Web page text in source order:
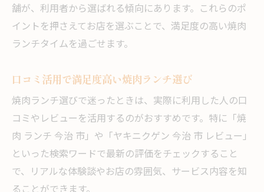
舗が、利用者から選ばれる傾向にあります。これらのポ
イントを押さえてお店を選ぶことで、満足度の高い焼肉
ランチタイムを過ごせます。
口コミ活用で満足度高い焼肉ランチ選び
焼肉ランチ選びで迷ったときは、実際に利用した人の口
コミやレビューを活用するのがおすすめです。特に「焼
肉 ランチ 今治 市」や「ヤキニクゲン 今治 市 レビュー」
といった検索ワードで最新の評価をチェックすること
で、リアルな体験談やお店の雰囲気、サービス内容を知